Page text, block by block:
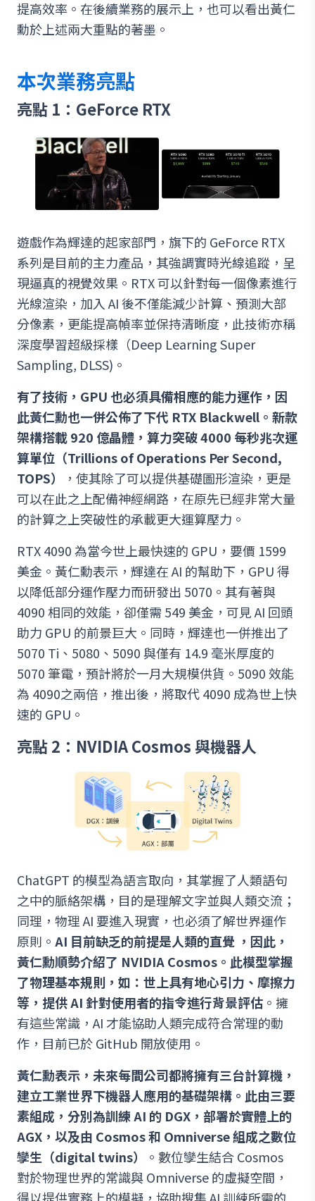
提高效率。在後續業務的展示上，也可以看出黃仁
勳於上述兩大重點的著墨。
本次業務亮點
亮點 1：GeForce RTX
遊戲作為輝達的起家部門，旗下的 GeForce RTX
系列是目前的主力產品，其強調實時光線追蹤，呈
現逼真的視覺效果。RTX 可以針對每一個像素進行
光線渲染，加入 AI 後不僅能減少計算、預測大部
分像素，更能提高幀率並保持清晰度，此技術亦稱
深度學習超級採樣（Deep Learning Super
Sampling, DLSS)。
有了技術，GPU 也必須具備相應的能力運作，因
此黃仁勳也一併公佈了下代 RTX Blackwell。新款
架構搭載 920 億晶體，算力突破 4000 每秒兆次運
算單位（Trillions of Operations Per Second,
TOPS）
，使其除了可以提供基礎圖形渲染，更是
可以在此之上配備神經網路，在原先已經非常大量
的計算之上突破性的承載更大運算壓力。
RTX 4090 為當今世上最快速的 GPU，要價 1599
美金。黃仁勳表示，輝達在 AI 的幫助下，GPU 得
以降低部分運作壓力而研發出 5070。其有著與
4090 相同的效能，卻僅需 549 美金，可見 AI 回頭
助力 GPU 的前景巨大。同時，輝達也一併推出了
5070 Ti、5080、5090 與僅有 14.9 毫米厚度的
5070 筆電，預計將於一月大規模供貨。5090 效能
為 4090之兩倍，推出後，將取代 4090 成為世上快
速的 GPU。
亮點 2：NVIDIA Cosmos 與機器人
ChatGPT 的模型為語言取向，其掌握了人類語句
之中的脈絡架構，目的是理解文字並與人類交流；
同理，物理 AI 要進入現實，也必須了解世界運作
原則。 AI 目前缺乏的前提是人類的直覺 ，因此，
黃仁勳順勢介紹了 NVIDIA Cosmos。此模型掌握
了物理基本規則，如：世上具有地心引力、摩擦力
等，提供 AI 針對使用者的指令進行背景評估 。擁
有這些常識，AI 才能協助人類完成符合常理的動
作，目前已於 GitHub 開放使用。
黃仁勳表示，未來每間公司都將擁有三台計算機，
建立工業世界下機器人應用的基礎架構。此由三要
素組成，分別為訓練 AI 的 DGX，部署於實體上的
AGX，以及由 Cosmos 和 Omniverse 組成之數位
孿生（digital twins）
。數位孿生結合 Cosmos
對於物理世界的常識與 Omniverse 的虛擬空間，
得以提供實務上的模擬，協助搜集 AI 訓練所需的